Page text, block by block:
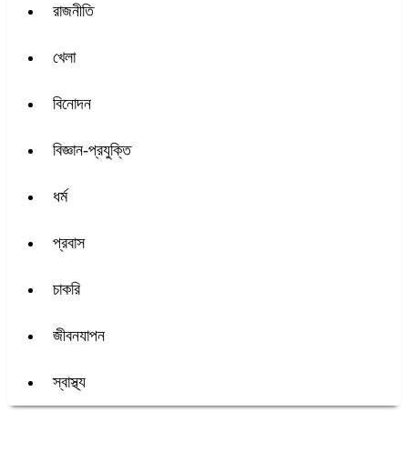
রাজনীতি
খেলা
বিনোদন
বিজ্ঞান-প্রযুক্তি
ধর্ম
প্রবাস
চাকরি
জীবনযাপন
স্বাস্থ্য